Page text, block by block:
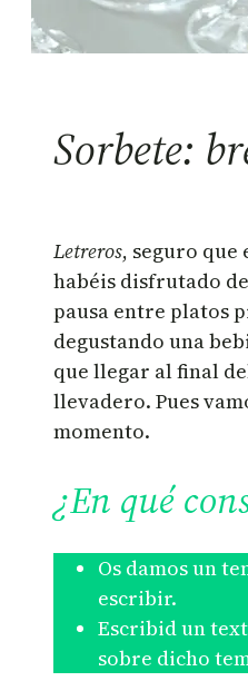
Sorbete:
Letreros, seguro que
habéis disfrutado
pausa entre platos
degustando una
que llegar al final
llevadero. Pues
momento.
¿En qué
Os damos un
escribir.
Escribid un
sobre dicho